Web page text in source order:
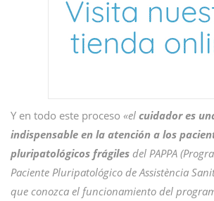
Y en todo este proceso «el cuidador es
indispensable en la atención a los
pluripatológicos frágiles del PAPPA
Paciente Pluripatológico de Assistència
que conozca el funcionamiento del